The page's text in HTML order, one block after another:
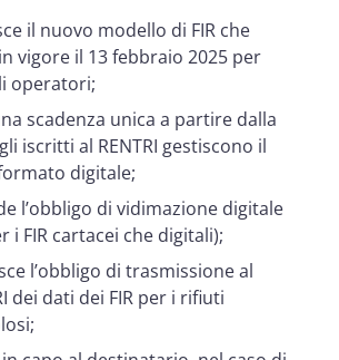
il nuovo modello di FIR che
vigore il 13 febbraio 2025 per
operatori;
scadenza unica a partire dalla
iscritti al RENTRI gestiscono il
digitale;
l’obbligo di vidimazione digitale
i FIR cartacei che digitali);
l’obbligo di trasmissione al
dei dati dei FIR per i rifiuti